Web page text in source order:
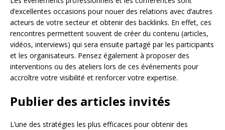
d’excellentes occasions pour nouer des relations avec d’autres
acteurs de votre secteur et obtenir des backlinks. En effet, ces
rencontres permettent souvent de créer du contenu (articles,
vidéos, interviews) qui sera ensuite partagé par les participants
et les organisateurs. Pensez également à proposer des
interventions ou des ateliers lors de ces événements pour
accroître votre visibilité et renforcer votre expertise.
Publier des articles invités
L’une des stratégies les plus efficaces pour obtenir des